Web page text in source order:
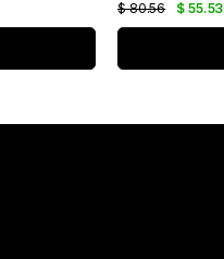
$ 55.53
$ 80.56